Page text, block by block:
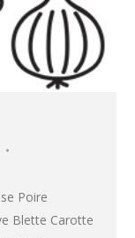
Poire
Blette Carotte